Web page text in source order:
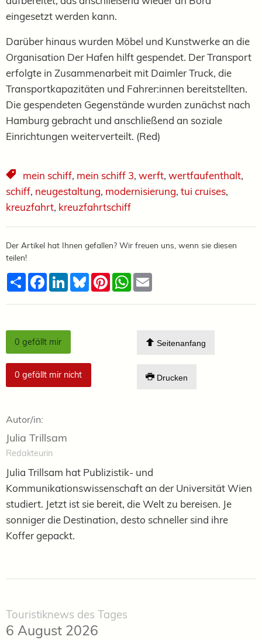
eingesetzt werden kann.
Darüber hinaus wurden Möbel und Kunstwerke an die
Organisation Der Hafen hilft gespendet. Der Transport
erfolgte in Zusammenarbeit mit Daimler Truck, die
Transportkapazitäten und Fahrer:innen bereitstellten.
Die gespendeten Gegenstände wurden zunächst nach
Hamburg gebracht und anschließend an soziale
Einrichtungen weiterverteilt. (Red)
mein schiff, mein schiff 3, werft, wertfaufenthalt,
schiff, neugestaltung, modernisierung, tui cruises,
kreuzfahrt, kreuzfahrtschiff
Der Artikel hat Ihnen gefallen? Wir freuen uns, wenn sie diesen
teilen!
TeilenFacebook
LinkedInBlueskyPinterestWhatsApp
0 gefällt mir
0 gefällt mir nicht
Seitenanfang
Drucken
Autor/in:
Julia Trillsam
Redakteurin
Julia Trillsam hat Publizistik- und
Kommunikationswissenschaft an der Universität Wien
studiert. Jetzt ist sie bereit, die Welt zu bereisen. Je
sonniger die Destination, desto schneller sind ihre
Koffer gepackt.
Touristiknews des Tages
6 August 2026